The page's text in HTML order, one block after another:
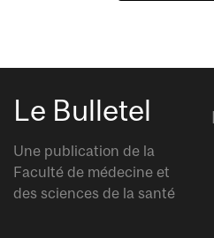
Le Bulletel
Une publication de la
Faculté de médecine et
des sciences de la santé